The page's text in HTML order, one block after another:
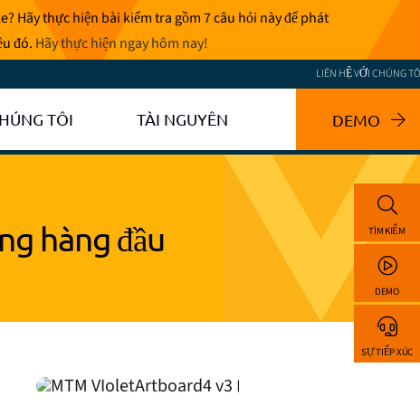
Hãy thực hiện bài kiểm tra gồm 7 câu hỏi này để phát
đó. Hãy thực hiện ngay hôm nay!
LIÊN HỆ VỚI CHÚNG
TÔI TÀI NGUYÊN DEMO
hàng đầu TÌM KIẾM
DEMO
SỰ TIẾP XÚC